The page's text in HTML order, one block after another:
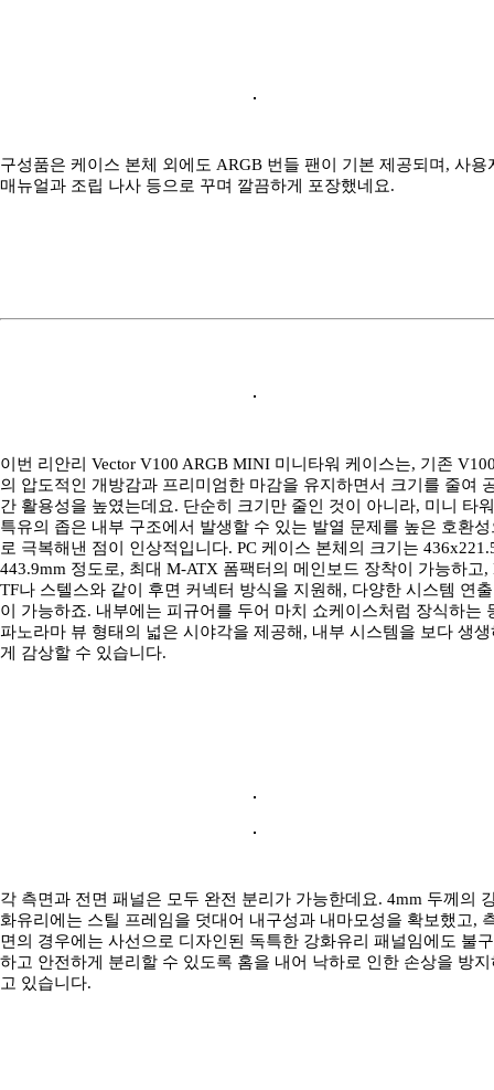
구성품은 케이스 본체 외에도 ARGB 번들 팬이 기본 제공되며, 사용
매뉴얼과 조립 나사 등으로 꾸며 깔끔하게 포장했네요.
이번 리안리 Vector V100 ARGB MINI 미니타워 케이스는, 기존
의 압도적인 개방감과 프리미엄한 마감을 유지하면서 크기를 줄여
간 활용성을 높였는데요. 단순히 크기만 줄인 것이 아니라, 미니 타워
특유의 좁은 내부 구조에서 발생할 수 있는 발열 문제를 높은 호환성
로 극복해낸 점이 인상적입니다. PC 케이스 본체의 크기는
443.9mm 정도로, 최대 M-ATX 폼팩터의 메인보드 장착이 가능하고,
TF나 스텔스와 같이 후면 커넥터 방식을 지원해, 다양한 시스템 연출
이 가능하죠. 내부에는 피규어를 두어 마치 쇼케이스처럼 장식하는
파노라마 뷰 형태의 넓은 시야각을 제공해, 내부 시스템을 보다 생생
게 감상할 수 있습니다.
각 측면과 전면 패널은 모두 완전 분리가 가능한데요. 4mm 두께의
화유리에는 스틸 프레임을 덧대어 내구성과 내마모성을 확보했고,
면의 경우에는 사선으로 디자인된 독특한 강화유리 패널임에도 불구
하고 안전하게 분리할 수 있도록 홈을 내어 낙하로 인한 손상을 방지
고 있습니다.